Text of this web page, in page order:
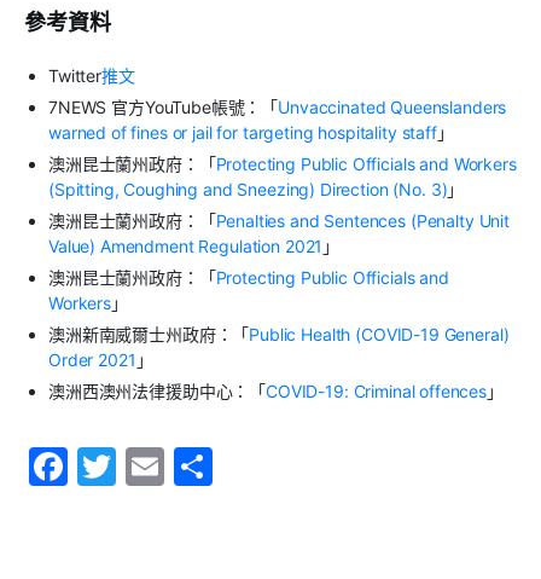
參考資料
Twitter推文
7NEWS 官方YouTube帳號：「Unvaccinated Queenslanders
warned of fines or jail for targeting hospitality staff」
澳洲昆士蘭州政府：「Protecting Public Officials and Workers
(Spitting, Coughing and Sneezing) Direction (No. 3)」
澳洲昆士蘭州政府：「Penalties and Sentences (Penalty Unit
Value) Amendment Regulation 2021 」
澳洲昆士蘭州政府：「Protecting Public Officials and
Workers」
澳洲新南威爾士州政府：「Public Health (COVID-19 General)
Order 2021 」
澳洲西澳州法律援助中心：「COVID-19: Criminal offences」
F
T
E